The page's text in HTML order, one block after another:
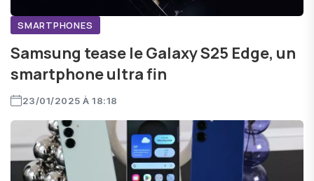
SMARTPHONES
Samsung tease le Galaxy S25 Edge, un
smartphone ultra fin
23/01/2025 À 18:18